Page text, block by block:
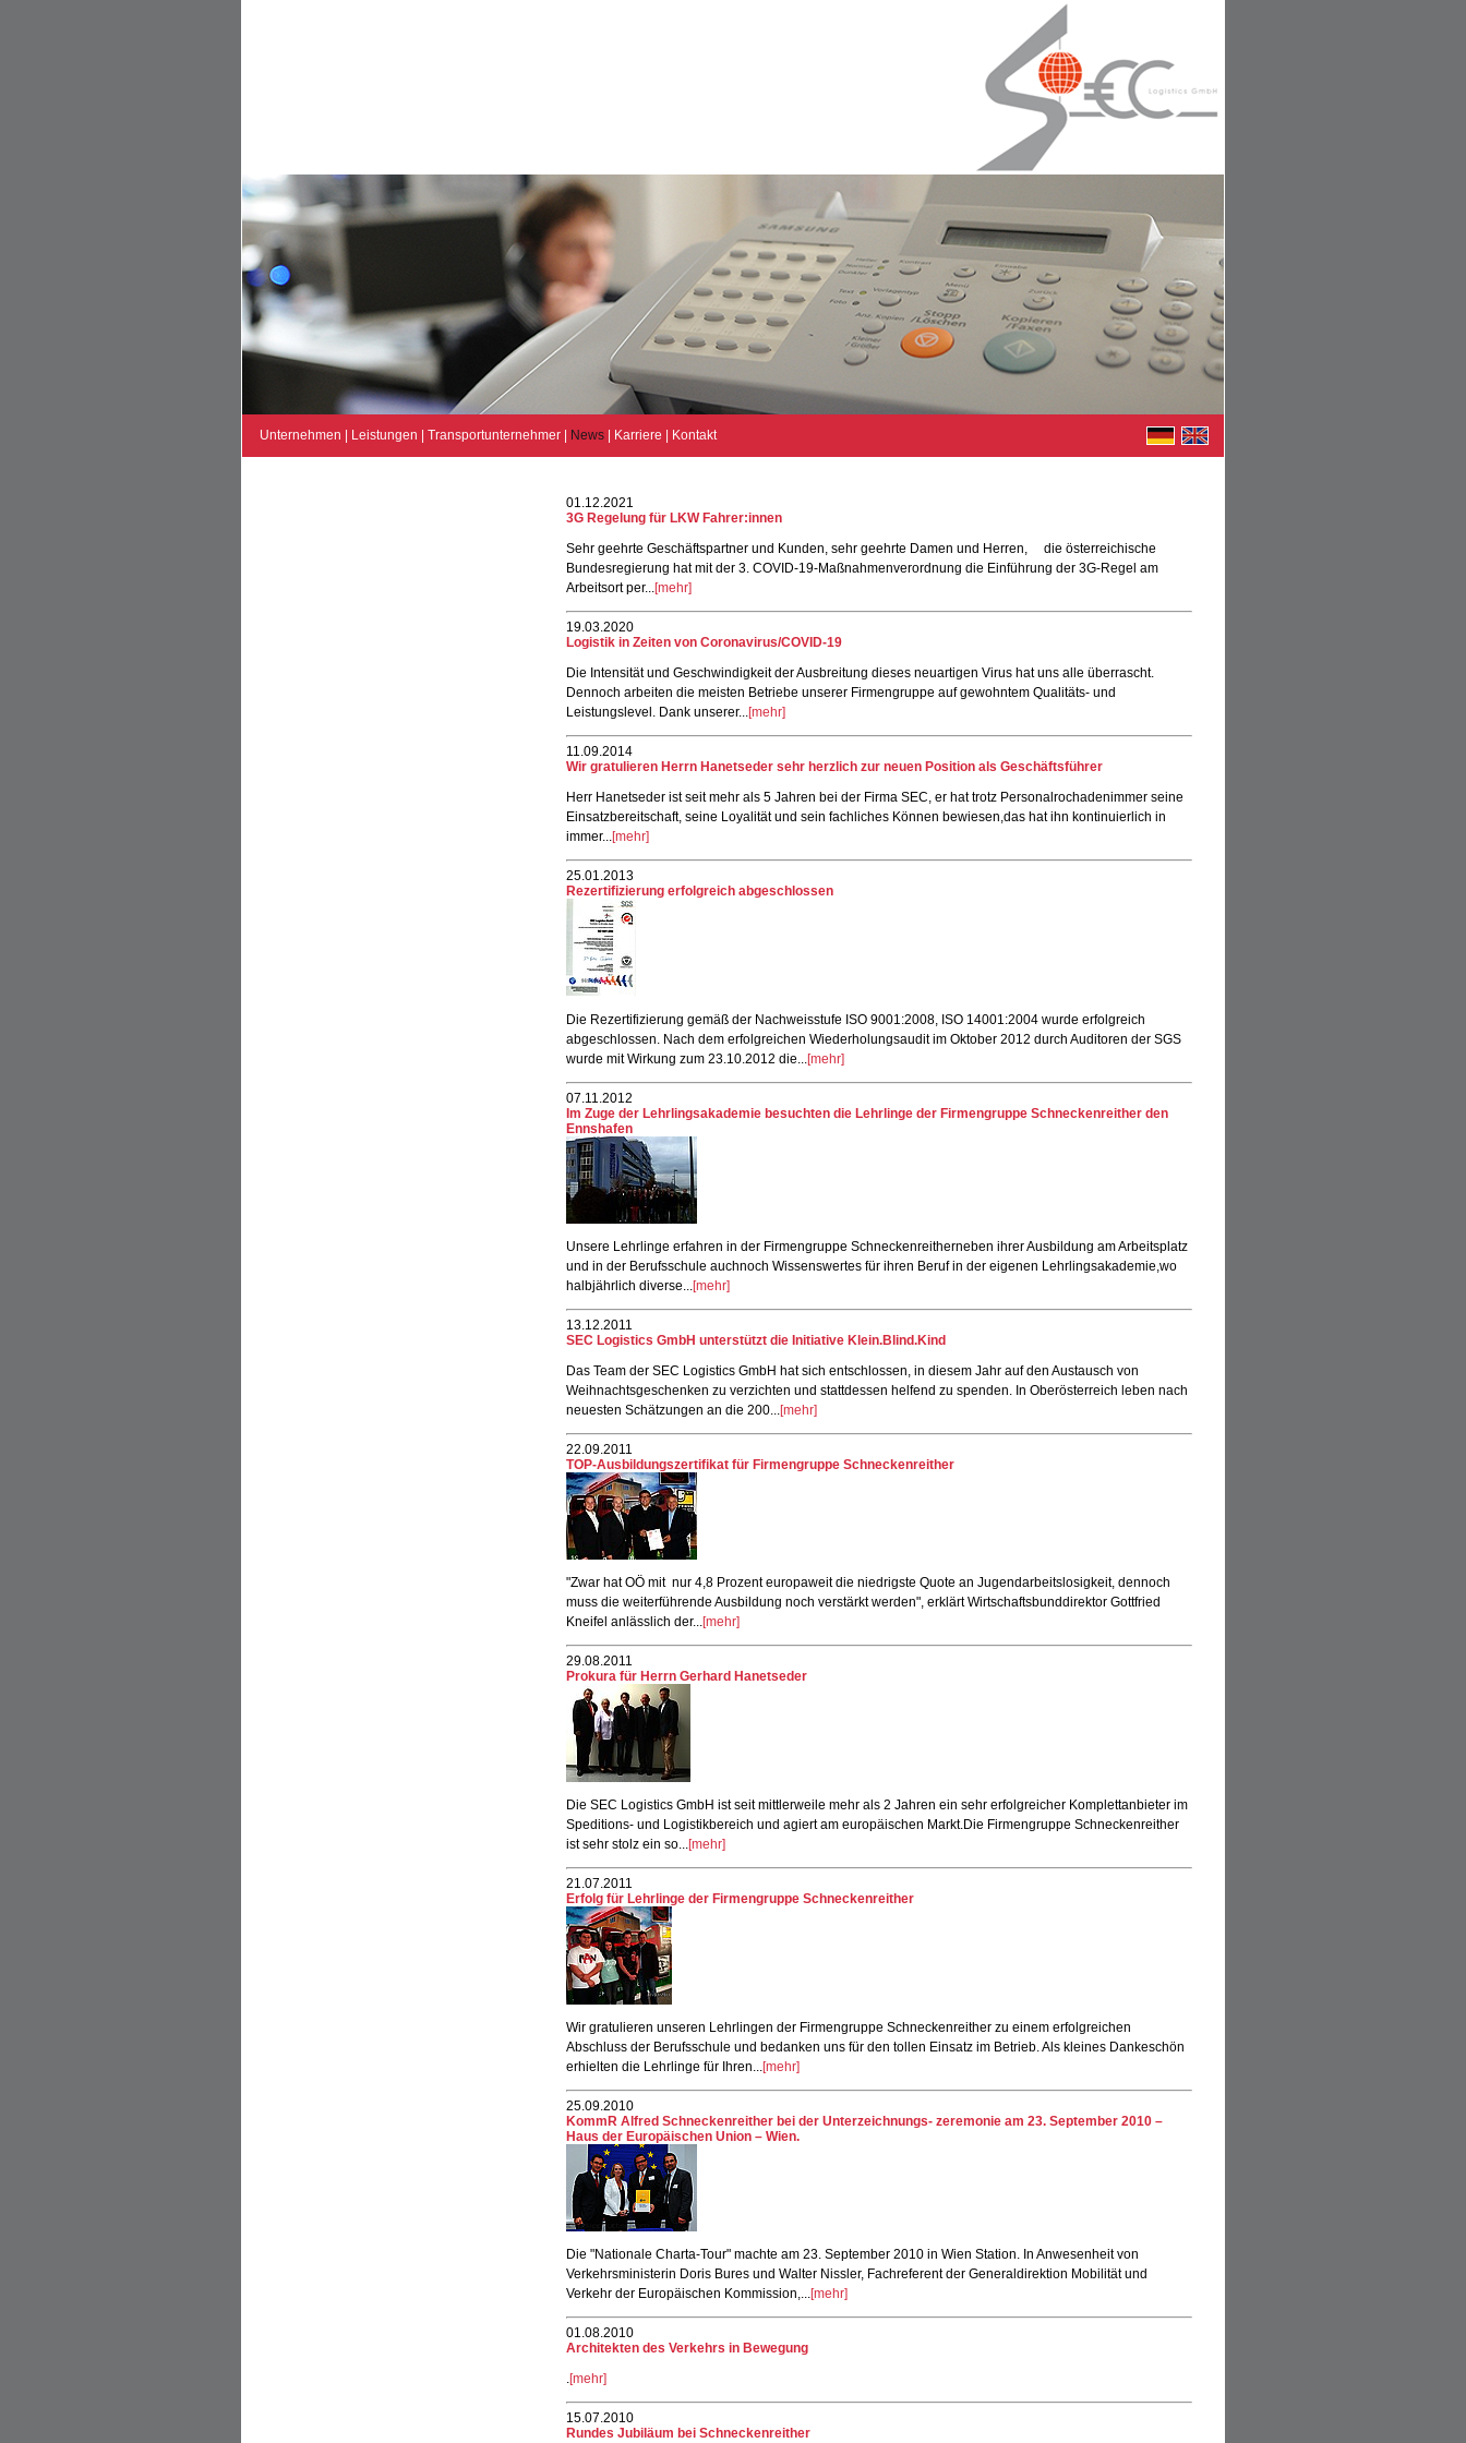
Unternehmen Leistungen Transportunternehmer News Karriere Kontakt
01.12.2021
3G Regelung für LKW Fahrer:innen
Sehr geehrte Geschäftspartner und Kunden, sehr geehrte Damen und Herren, die österreichische
Bundesregierung hat mit der 3. COVID-19-Maßnahmenverordnung die Einführung der 3G-Regel am
Arbeitsort per...[mehr]
19.03.2020
Logistik in Zeiten von Coronavirus/COVID-19
Die Intensität und Geschwindigkeit der Ausbreitung dieses neuartigen Virus hat uns alle überrascht.
Dennoch arbeiten die meisten Betriebe unserer Firmengruppe auf gewohntem Qualitäts- und
Leistungslevel. Dank unserer...[mehr]
11.09.2014
Wir gratulieren Herrn Hanetseder sehr herzlich zur neuen Position als Geschäftsführer
Herr Hanetseder ist seit mehr als 5 Jahren bei der Firma SEC, er hat trotz Personalrochadenimmer seine
Einsatzbereitschaft, seine Loyalität und sein fachliches Können bewiesen,das hat ihn kontinuierlich in
immer...[mehr]
25.01.2013
Rezertifizierung erfolgreich abgeschlossen
Die Rezertifizierung gemäß der Nachweisstufe ISO 9001:2008, ISO 14001:2004 wurde erfolgreich
abgeschlossen. Nach dem erfolgreichen Wiederholungsaudit im Oktober 2012 durch Auditoren der SGS
wurde mit Wirkung zum 23.10.2012 die...[mehr]
07.11.2012
Im Zuge der Lehrlingsakademie besuchten die Lehrlinge der Firmengruppe Schneckenreither den
Ennshafen
Unsere Lehrlinge erfahren in der Firmengruppe Schneckenreitherneben ihrer Ausbildung am Arbeitsplatz
und in der Berufsschule auchnoch Wissenswertes für ihren Beruf in der eigenen Lehrlingsakademie,wo
halbjährlich diverse...[mehr]
13.12.2011
SEC Logistics GmbH unterstützt die Initiative Klein.Blind.Kind
Das Team der SEC Logistics GmbH hat sich entschlossen, in diesem Jahr auf den Austausch von
Weihnachtsgeschenken zu verzichten und stattdessen helfend zu spenden. In Oberösterreich leben nach
neuesten Schätzungen an die 200...[mehr]
22.09.2011
TOP-Ausbildungszertifikat für Firmengruppe Schneckenreither
"Zwar hat OÖ mit nur 4,8 Prozent europaweit die niedrigste Quote an Jugendarbeitslosigkeit, dennoch
muss die weiterführende Ausbildung noch verstärkt werden", erklärt Wirtschaftsbunddirektor Gottfried
Kneifel anlässlich der...[mehr]
29.08.2011
Prokura für Herrn Gerhard Hanetseder
Die SEC Logistics GmbH ist seit mittlerweile mehr als 2 Jahren ein sehr erfolgreicher Komplettanbieter im
Speditions- und Logistikbereich und agiert am europäischen Markt.Die Firmengruppe Schneckenreither
ist sehr stolz ein so...[mehr]
21.07.2011
Erfolg für Lehrlinge der Firmengruppe Schneckenreither
Wir gratulieren unseren Lehrlingen der Firmengruppe Schneckenreither zu einem erfolgreichen
Abschluss der Berufsschule und bedanken uns für den tollen Einsatz im Betrieb. Als kleines Dankeschön
erhielten die Lehrlinge für Ihren...[mehr]
25.09.2010
KommR Alfred Schneckenreither bei der Unterzeichnungs- zeremonie am 23. September 2010 –
Haus der Europäischen Union – Wien.
Die "Nationale Charta-Tour" machte am 23. September 2010 in Wien Station. In Anwesenheit von
Verkehrsministerin Doris Bures und Walter Nissler, Fachreferent der Generaldirektion Mobilität und
Verkehr der Europäischen Kommission,...[mehr]
01.08.2010
Architekten des Verkehrs in Bewegung
.[mehr]
15.07.2010
Rundes Jubiläum bei Schneckenreither